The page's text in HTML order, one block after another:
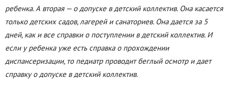
ребенка. А вторая — о допуске в детский коллектив. Она касается
только детских садов, лагерей и санаториев. Она дается за 5
дней, как и все справки о поступлении в детский коллектив. И
если у ребенка уже есть справка о прохождении
диспансеризации, то педиатр проводит беглый осмотр и дает
справку о допуске в детский коллектив.